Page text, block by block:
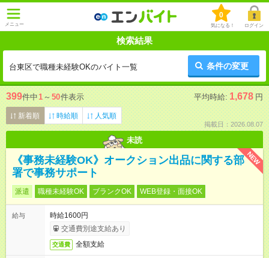
メニュー
0
気になる！ ログイン
検索結果
台東区で職種未経験OKのバイト一覧 条件の変更
399件中1 ～ 50件表示 平均時給: 1,678 円
新着順 時給順 人気順
掲載日：2026.08.07
未読
NEW
《事務未経験OK》オークション出品に関する部
署で事務サポート
派遣 職種未経験OK ブランクOK WEB登録・面接OK
給与
時給1600円
交通費別途支給あり
交通費 全額支給